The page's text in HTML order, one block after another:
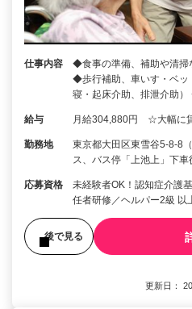
仕事内容
◆食事の準備、補助や清
◆歩行補助、車いす・ベ
寝・起床介助、排泄介助
給与 月給304,880円 ☆大幅に
勤務地
東京都大田区東雪谷5‐8‐8
ス、バス停「上池上」下車
応募資格
未経験者OK！認知症介護
任者研修／ヘルパー2級 以
後で見る
更新日：